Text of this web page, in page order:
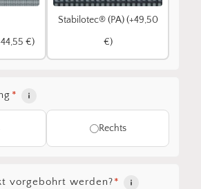
€)
Stabilotec® (PA) (+49,50
€)
*
Rechts
vorgebohrt werden?*